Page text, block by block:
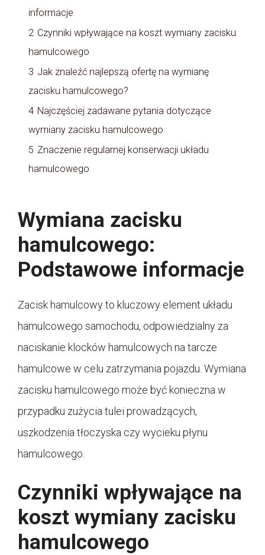
informacje
2 Czynniki wpływające na koszt wymiany zacisku
hamulcowego
3 Jak znaleźć najlepszą ofertę na wymianę
zacisku hamulcowego?
4 Najczęściej zadawane pytania dotyczące
wymiany zacisku hamulcowego
5 Znaczenie regularnej konserwacji układu
hamulcowego
Wymiana zacisku
hamulcowego:
Podstawowe informacje
Zacisk hamulcowy to kluczowy element układu
hamulcowego samochodu, odpowiedzialny za
naciskanie klocków hamulcowych na tarcze
hamulcowe w celu zatrzymania pojazdu. Wymiana
zacisku hamulcowego może być konieczna w
przypadku zużycia tulei prowadzących,
uszkodzenia tłoczyska czy wycieku płynu
hamulcowego.
Czynniki wpływające na
koszt wymiany zacisku
hamulcowego